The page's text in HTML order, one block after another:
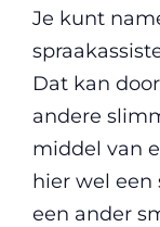
Je kunt
Dat kan
andere
middel van
hier wel een
een ander